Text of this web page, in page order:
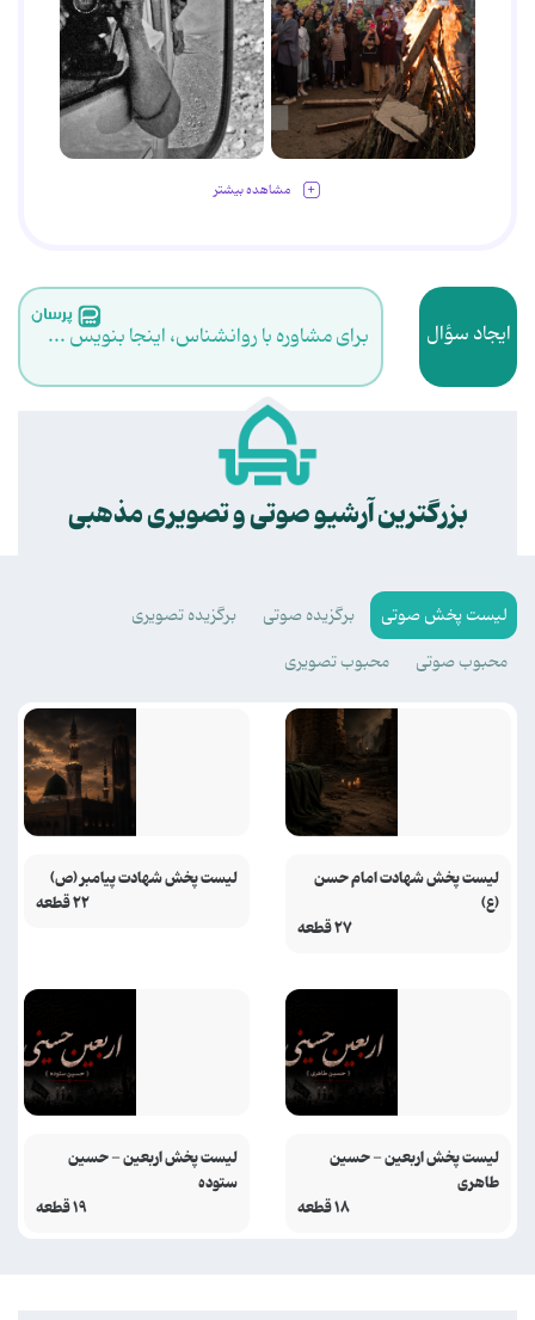
مشاهده بیشتر
ایجاد سؤال برای مشاوره با روانشناس، اینجا بنویس ...
.
بزرگترین آرشیو صوتی و تصویری مذهبی
لیست پخش صوتی برگزیده صوتی
برگزیده تصویری
محبوب صوتی
محبوب تصویری
۲۷ قطعه
لیست پخش شهادت امام حسن
(ع)
۲۲ قطعه
لیست پخش شهادت پیامبر (ص)
۱۸ قطعه
لیست پخش اربعین - حسین
طاهری
۱۹ قطعه
لیست پخش اربعین - حسین
ستوده